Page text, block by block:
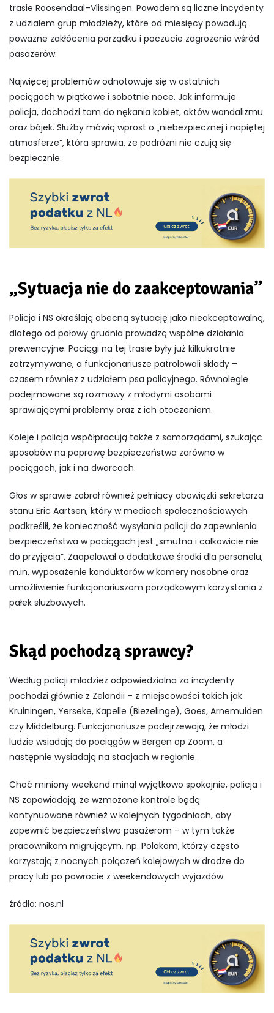
trasie Roosendaal–Vlissingen. Powodem są liczne incydenty
z udziałem grup młodzieży, które od miesięcy powodują
poważne zakłócenia porządku i poczucie zagrożenia wśród
pasażerów.
Najwięcej problemów odnotowuje się w ostatnich
pociągach w piątkowe i sobotnie noce. Jak informuje
policja, dochodzi tam do nękania kobiet, aktów wandalizmu
oraz bójek. Służby mówią wprost o „niebezpiecznej i napiętej
atmosferze”, która sprawia, że podróżni nie czują się
bezpiecznie.
„Sytuacja nie do zaakceptowania”
Policja i NS określają obecną sytuację jako nieakceptowalną,
dlatego od połowy grudnia prowadzą wspólne działania
prewencyjne. Pociągi na tej trasie były już kilkukrotnie
zatrzymywane, a funkcjonariusze patrolowali składy –
czasem również z udziałem psa policyjnego. Równolegle
podejmowane są rozmowy z młodymi osobami
sprawiającymi problemy oraz z ich otoczeniem.
Koleje i policja współpracują także z samorządami, szukając
sposobów na poprawę bezpieczeństwa zarówno w
pociągach, jak i na dworcach.
Głos w sprawie zabrał również pełniący obowiązki sekretarza
stanu Eric Aartsen, który w mediach społecznościowych
podkreślił, że konieczność wysyłania policji do zapewnienia
bezpieczeństwa w pociągach jest „smutna i całkowicie nie
do przyjęcia”. Zaapelował o dodatkowe środki dla personelu,
m.in. wyposażenie konduktorów w kamery nasobne oraz
umożliwienie funkcjonariuszom porządkowym korzystania z
pałek służbowych.
Skąd pochodzą sprawcy?
Według policji młodzież odpowiedzialna za incydenty
pochodzi głównie z Zelandii – z miejscowości takich jak
Kruiningen, Yerseke, Kapelle (Biezelinge), Goes, Arnemuiden
czy Middelburg. Funkcjonariusze podejrzewają, że młodzi
ludzie wsiadają do pociągów w Bergen op Zoom, a
następnie wysiadają na stacjach w regionie.
Choć miniony weekend minął wyjątkowo spokojnie, policja i
NS zapowiadają, że wzmożone kontrole będą
kontynuowane również w kolejnych tygodniach, aby
zapewnić bezpieczeństwo pasażerom – w tym także
pracownikom migrującym, np. Polakom, którzy często
korzystają z nocnych połączeń kolejowych w drodze do
pracy lub po powrocie z weekendowych wyjazdów.
źródło: nos.nl